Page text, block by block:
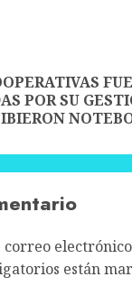
POR SU
están